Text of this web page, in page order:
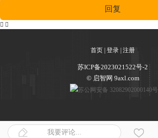
我要评论...
回复
 
首页 登录 注册
苏ICP备2023021522号-2
© 启智网 9axl.com
苏公网安备 32082902000140号